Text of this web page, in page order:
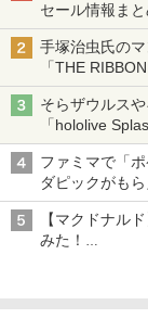
セール情報まと
ニンテンドーe
手塚治虫氏の
「THE
そらザウルス
「hololive
ライン販売開始
ファミマで「
ダピックがも
【マクドナル
みた！